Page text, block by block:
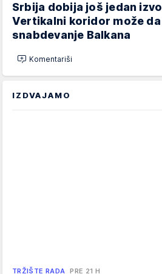
Srbija dobija još jedan
Vertikalni koridor može
snabdevanje Balkana
Komentariši
IZDVAJAMO
TRŽIŠTE RADA PRE 21 H